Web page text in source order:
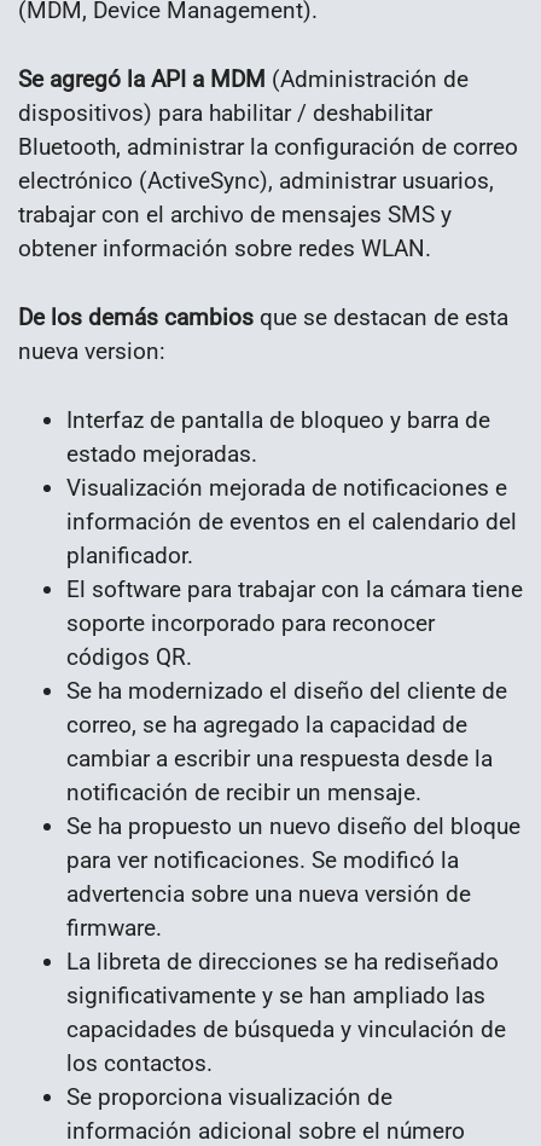
(MDM, Device Management).
Se agregó la API a MDM (Administración de
dispositivos) para habilitar / deshabilitar
Bluetooth, administrar la configuración de correo
electrónico (ActiveSync), administrar usuarios,
trabajar con el archivo de mensajes SMS y
obtener información sobre redes WLAN.
De los demás cambios que se destacan de esta
nueva version:
Interfaz de pantalla de bloqueo y barra de
estado mejoradas.
Visualización mejorada de notificaciones e
información de eventos en el calendario del
planificador.
El software para trabajar con la cámara tiene
soporte incorporado para reconocer
códigos QR.
Se ha modernizado el diseño del cliente de
correo, se ha agregado la capacidad de
cambiar a escribir una respuesta desde la
notificación de recibir un mensaje.
Se ha propuesto un nuevo diseño del bloque
para ver notificaciones. Se modificó la
advertencia sobre una nueva versión de
firmware.
La libreta de direcciones se ha rediseñado
significativamente y se han ampliado las
capacidades de búsqueda y vinculación de
los contactos.
Se proporciona visualización de
información adicional sobre el número